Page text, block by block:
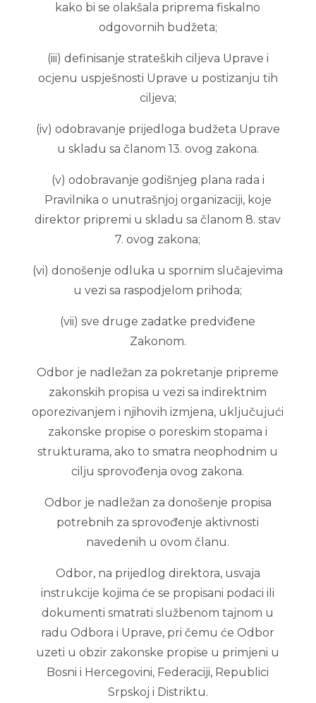
kako bi se olakšala priprema fiskalno
odgovornih budžeta;
(iii) definisanje strateških ciljeva Uprave i
ocjenu uspješnosti Uprave u postizanju tih
ciljeva;
(iv) odobravanje prijedloga budžeta Uprave
u skladu sa članom 13. ovog zakona.
(v) odobravanje godišnjeg plana rada i
Pravilnika o unutrašnjoj organizaciji, koje
direktor pripremi u skladu sa članom 8. stav
7. ovog zakona;
(vi) donošenje odluka u spornim slučajevima
u vezi sa raspodjelom prihoda;
(vii) sve druge zadatke predviđene
Zakonom.
Odbor je nadležan za pokretanje pripreme
zakonskih propisa u vezi sa indirektnim
oporezivanjem i njihovih izmjena, uključujući
zakonske propise o poreskim stopama i
strukturama, ako to smatra neophodnim u
cilju sprovođenja ovog zakona.
Odbor je nadležan za donošenje propisa
potrebnih za sprovođenje aktivnosti
navedenih u ovom članu.
Odbor, na prijedlog direktora, usvaja
instrukcije kojima će se propisani podaci ili
dokumenti smatrati službenom tajnom u
radu Odbora i Uprave, pri čemu će Odbor
uzeti u obzir zakonske propise u primjeni u
Bosni i Hercegovini, Federaciji, Republici
Srpskoj i Distriktu.